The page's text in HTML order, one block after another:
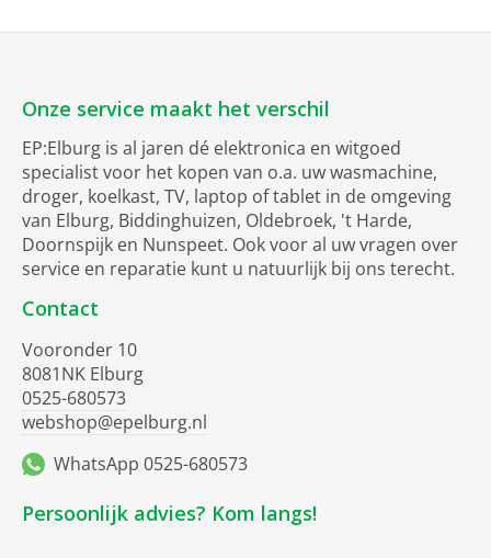
Onze service maakt het verschil
EP:Elburg is al jaren dé elektronica en witgoed
specialist voor het kopen van o.a. uw wasmachine,
droger, koelkast, TV, laptop of tablet in de omgeving
van Elburg, Biddinghuizen, Oldebroek, 't Harde,
Doornspijk en Nunspeet. Ook voor al uw vragen over
service en reparatie kunt u natuurlijk bij ons terecht.
Contact
Vooronder 10
8081NK Elburg
0525-680573
webshop@epelburg.nl
WhatsApp 0525-680573
Persoonlijk advies? Kom langs!